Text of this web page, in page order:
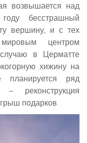
возвышается над
бесстрашный
вершину, и с тех
центром
в Церматте
хижину на
ряд
реконструкция
подарков.